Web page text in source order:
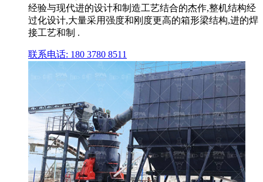
经验与现代进的设计和制造工艺结合的杰作,整机结构经
过化设计,大量采用强度和刚度更高的箱形梁结构,进的焊
接工艺和制 .
联系电话: 180 3780 8511